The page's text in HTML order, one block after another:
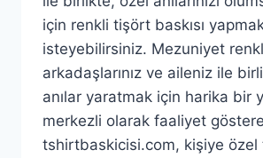
için renkli tişört baskısı
isteyebilirsiniz. Mezuniyet
arkadaşlarınız ve aileniz ile
anılar yaratmak için harika bir
merkezli olarak faaliyet
tshirtbaskicisi.com, kişiye özel